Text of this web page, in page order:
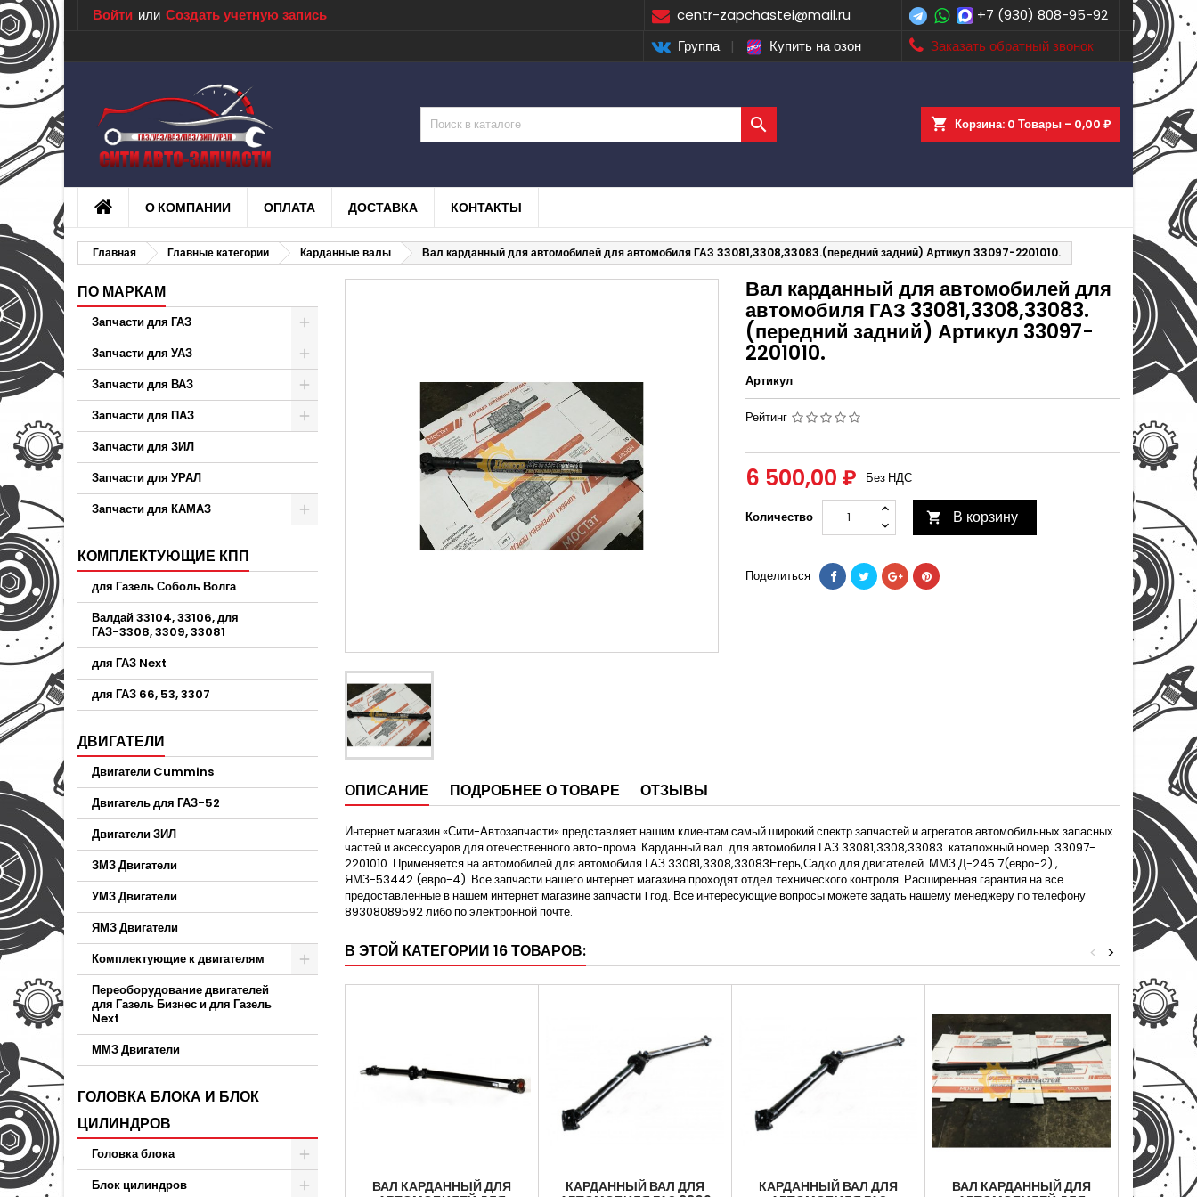
centr-zapchastei@mail.ru +7 (930) 808-95-92
Войти или Создать учетную запись
Заказать обратный звонок
Группа | Купить на озон
shopping_cart Корзина: 0 Товары - 0,00 ₽

О КОМПАНИИ ОПЛАТА ДОСТАВКА КОНТАКТЫ
Главная Главные категории Карданные валы Вал карданный для автомобилей для автомобиля ГАЗ 33081,3308,33083.(передний задний) Артикул 33097-2201010.
ПО МАРКАМ
Запчасти для ГАЗ
Запчасти для УАЗ
Запчасти для ВАЗ
Запчасти для ПАЗ
Запчасти для ЗИЛ
Запчасти для УРАЛ
Запчасти для КАМАЗ
КОМПЛЕКТУЮЩИЕ КПП
для Газель Соболь Волга
Валдай 33104, 33106, для
ГАЗ-3308, 3309, 33081
для ГАЗ Next
для ГАЗ 66, 53, 3307
ДВИГАТЕЛИ
Двигатели Cummins
Двигатель для ГАЗ-52
Двигатели ЗИЛ
ЗМЗ Двигатели
УМЗ Двигатели
ЯМЗ Двигатели
Комплектующие к двигателям
Переоборудование двигателей
для Газель Бизнес и для Газель
Next
ММЗ Двигатели
ГОЛОВКА БЛОКА И БЛОК
ЦИЛИНДРОВ
Головка блока
Блок цилиндров
Вал карданный для автомобилей для
автомобиля ГАЗ 33081,3308,33083.
(передний задний) Артикул 33097-
2201010.
Артикул
Рейтинг
6 500,00 ₽ Без НДС
Количество  В корзину
Поделиться
ОПИСАНИЕ ПОДРОБНЕЕ О ТОВАРЕ ОТЗЫВЫ
Интернет магазин «Сити-Автозапчасти» представляет нашим клиентам самый широкий спектр запчастей и агрегатов автомобильных запасных
частей и аксессуаров для отечественного авто-прома. Карданный вал для автомобиля ГАЗ 33081,3308,33083. каталожный номер 33097-
2201010. Применяется на автомобилей для автомобиля ГАЗ 33081,3308,33083Егерь,Садко для двигателей ММЗ Д-245.7(евро-2) ,
ЯМЗ-53442 (евро-4). Все запчасти нашего интернет магазина проходят отдел технического контроля. Расширенная гарантия на все
предоставленные в нашем интернет магазине запчасти 1 год. Все интересующие вопросы можете задать нашему менеджеру по телефону
89308089592 либо по электронной почте.
В ЭТОЙ КАТЕГОРИИ 16 ТОВАРОВ: >
<
ВАЛ КАРДАННЫЙ ДЛЯ
КАРДАННЫЙ ВАЛ ДЛЯ
КАРДАННЫЙ ВАЛ ДЛЯ
ВАЛ КАРДАННЫЙ ДЛЯ
ВАЛ